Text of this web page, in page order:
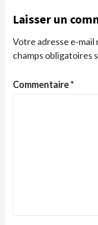
Laisser un
Votre adresse e-mail
champs obligatoires
Commentaire*